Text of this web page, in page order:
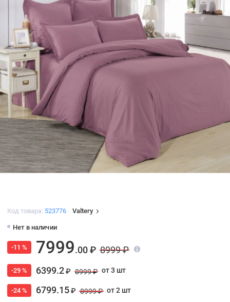
Код товара: 523776 Valtery
Нет в наличии
-11 % 7999.00 ₽ 8999 ₽
-29 % 6399.2₽ 8999 ₽ от 3 шт
-24 % 6799.15₽ 8999 ₽ от 2 шт